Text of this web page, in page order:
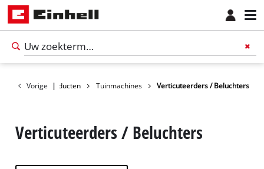
Vorige |
Producten Tuinmachines Verticuteerders / Beluchters
Verticuteerders / Beluchters